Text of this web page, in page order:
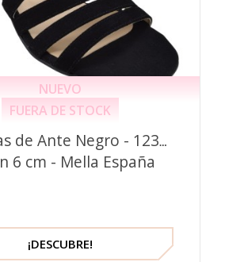
NUEVO
FUERA DE STOCK
de Ante Negro - 1235 -
6 cm - Mella España
¡DESCUBRE!